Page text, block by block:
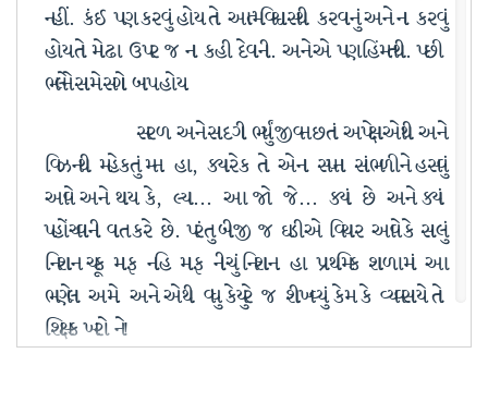
નહીં. કંઈ પણ કરવું હોય તો આત્મવિશ્વાસથી કરવાનું અને ના કરવું
હોય તો મોઢા ઉપર જ ના કહી દેવાની. અને એ પણ હિંમતથી. પછી
ભલેને સામે સગો બાપ હોય.
સરળ અને સાદગી ભર્યું જીવન છતાં અપેક્ષાઓથી અને
વિઝનથી મહેકતું મન. હા, ક્યારેક તો એના સપના સાંભળીને હસવું
આવે અને થાય કે, લ્યા... આ જો જે... ક્યાં છે અને ક્યાં
પહોંચવાની વાત કરે છે. પરંતુ બીજી જ ઘડીએ વિચાર આવે કે સાલું
નિશાન ચૂક માફ નહિ માફ નીચું નિશાન. હા પ્રાથમિક શાળામાં આ
ભણેલા અમે. અને એથી વધુ કેયુરે જ શીખવ્યું કેમ કે વ્યવસાયે તો
શિક્ષક ખરો ને!